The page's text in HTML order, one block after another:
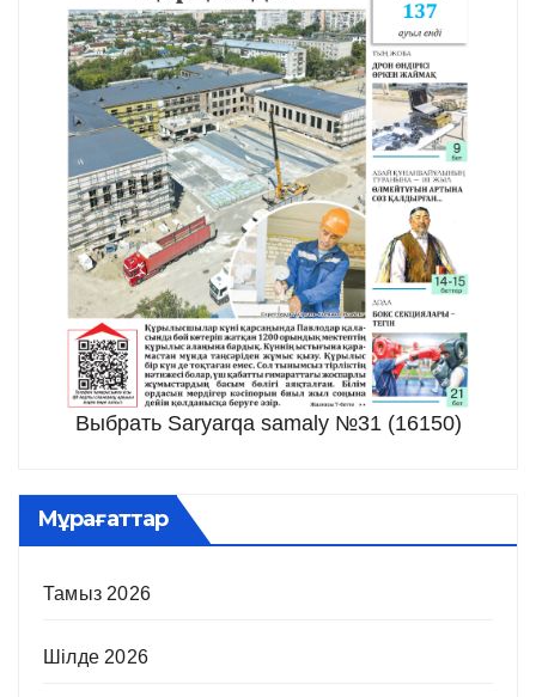
Выбрать Saryarqa samaly №31 (16150)
Мұрағаттар
Тамыз 2026
Шілде 2026